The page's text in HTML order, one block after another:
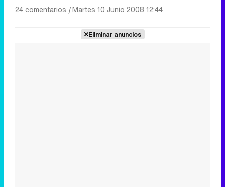
24 comentarios |Martes 10 Junio 2008 12:44
Eliminar anuncios